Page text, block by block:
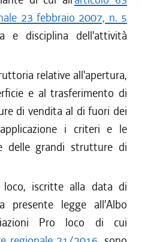
23 febbraio 2007, n. 5
e disciplina dell'attività
relative all'apertura,
e al trasferimento di
di vendita al di fuori dei
i criteri e le
delle grandi strutture di
loco, iscritte alla data di
presente legge all'Albo
Pro loco di cui